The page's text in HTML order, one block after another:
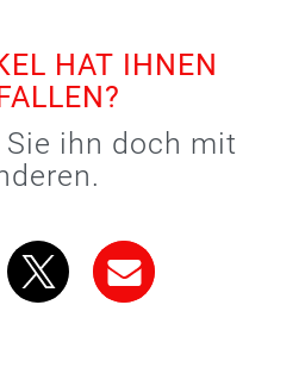
HAT IHNEN
Sie ihn doch mit